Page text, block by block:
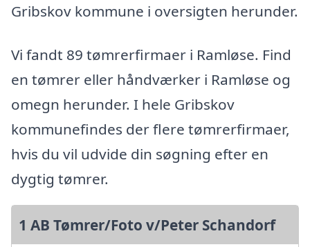
Gribskov kommune i oversigten herunder.
Vi fandt 89 tømrerfirmaer i Ramløse. Find
en tømrer eller håndværker i Ramløse og
omegn herunder. I hele Gribskov
kommunefindes der flere tømrerfirmaer,
hvis du vil udvide din søgning efter en
dygtig tømrer.
1 AB Tømrer/Foto v/Peter Schandorf